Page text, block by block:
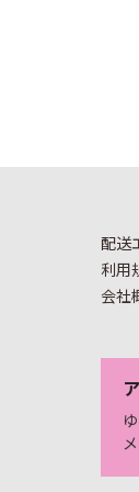
配送
利用
会社